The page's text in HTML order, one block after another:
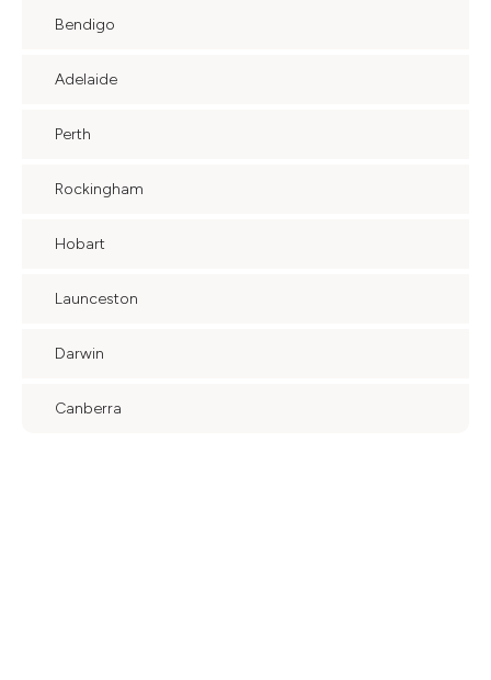
Bendigo
Adelaide
Perth
Rockingham
Hobart
Launceston
Darwin
Canberra